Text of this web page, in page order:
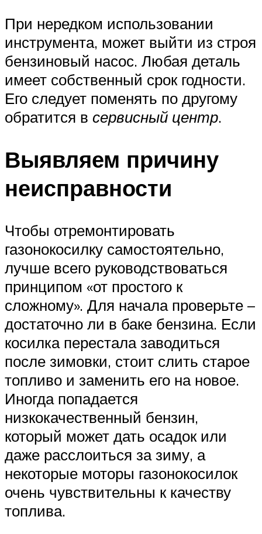
При нередком использовании
инструмента, может выйти из строя
бензиновый насос. Любая деталь
имеет собственный срок годности.
Его следует поменять по другому
обратится в сервисный центр.
Выявляем причину
неисправности
Чтобы отремонтировать
газонокосилку самостоятельно,
лучше всего руководствоваться
принципом «от простого к
сложному». Для начала проверьте –
достаточно ли в баке бензина. Если
косилка перестала заводиться
после зимовки, стоит слить старое
топливо и заменить его на новое.
Иногда попадается
низкокачественный бензин,
который может дать осадок или
даже расслоиться за зиму, а
некоторые моторы газонокосилок
очень чувствительны к качеству
топлива.